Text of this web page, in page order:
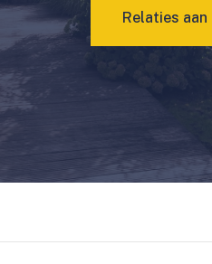
Relaties aan